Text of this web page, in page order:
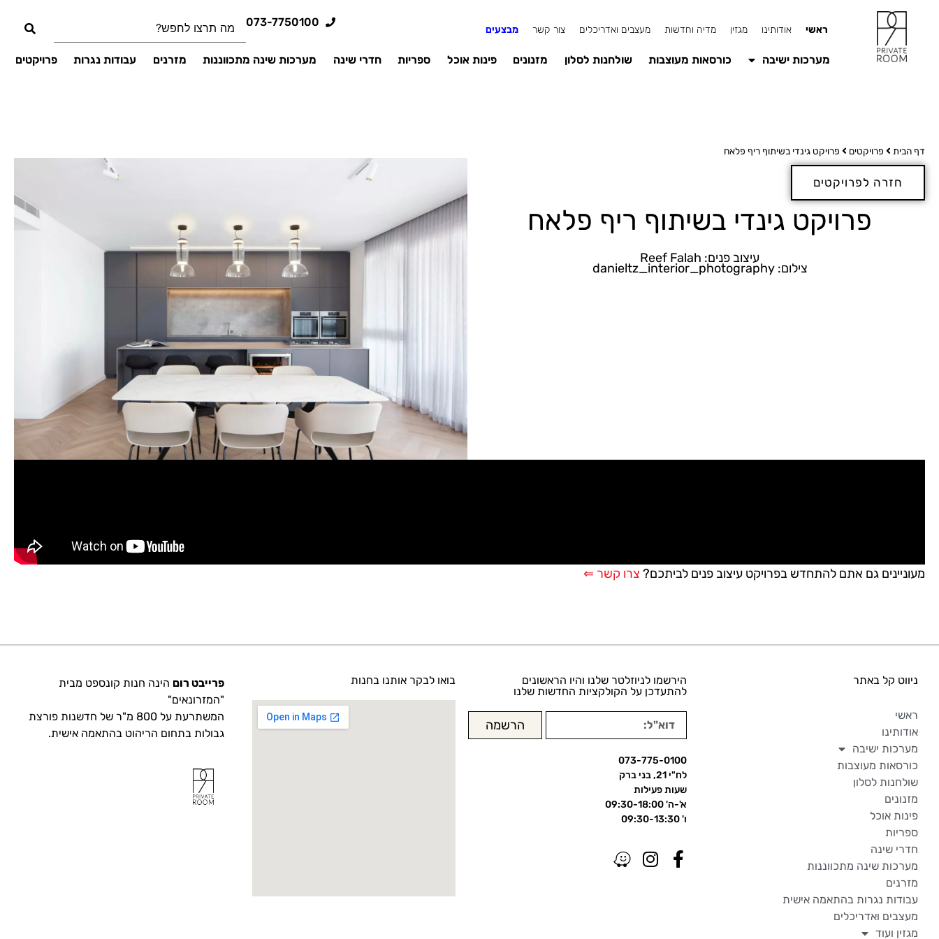
ראשי אודותינו מגזין מדיה וחדשות מעצבים ואדריכלים צור קשר מבצעים
073-7750100
מערכות ישיבה כורסאות מעוצבות שולחנות לסלון מזנונים פינות אוכל ספריות חדרי שינה מערכות שינה מתכווננות מזרנים עבודות נגרות פרויקטים
דף הבית פרויקטים פרויקט גינדי בשיתוף ריף פלאח
חזרה לפרויקטים
פרויקט גינדי בשיתוף ריף פלאח
עיצוב פנים: Reef Falah
צילום: danieltz_interior_photography
מעוניינים גם אתם להתחדש בפרויקט עיצוב פנים לביתכם? צרו קשר ⇐
ניווט קל באתר
ראשי
אודותינו
מערכות ישיבה
כורסאות מעוצבות
שולחנות לסלון
מזנונים
פינות אוכל
ספריות
חדרי שינה
מערכות שינה מתכווננות
מזרנים
עבודות נגרות בהתאמה אישית
מעצבים ואדריכלים
מגזין ועוד
הירשמו לניוזלטר שלנו והיו הראשונים
להתעדכן על הקולקציות החדשות שלנו
הרשמה
073-775-0100
לח"י 21, בני ברק
שעות פעילות
א'-ה' 09:30-18:00
ו' 09:30-13:30
בואו לבקר אותנו בחנות פרייבט רום הינה חנות קונספט מבית
"המזרונאים"
המשתרעת על 800 מ"ר של חדשנות פורצת
גבולות בתחום הריהוט בהתאמה אישית.